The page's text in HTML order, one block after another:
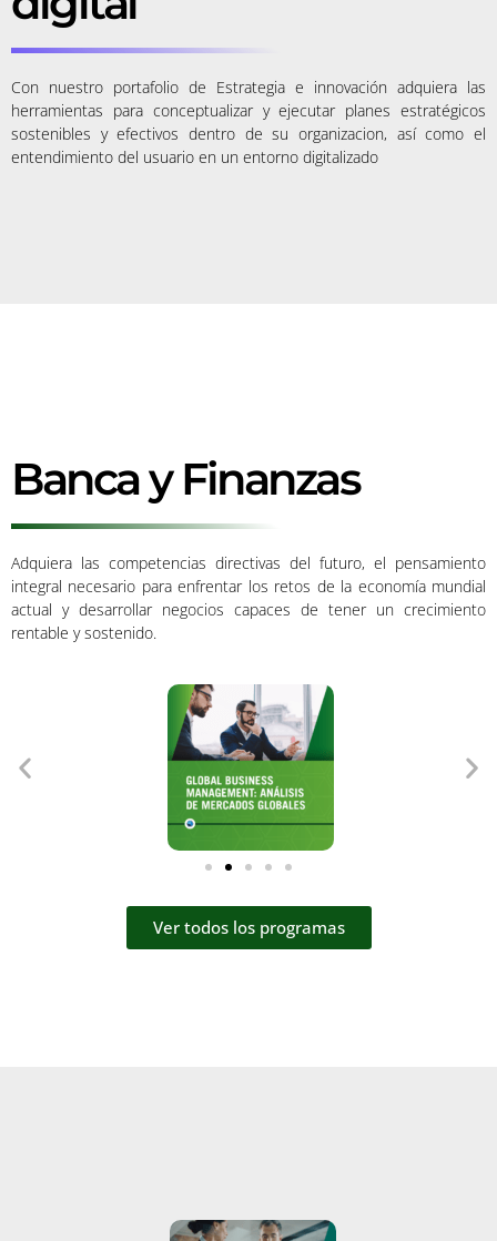
Con nuestro portafolio de Estrategia e innovación adquiera las
herramientas para conceptualizar y ejecutar planes estratégicos
sostenibles y efectivos dentro de su organizacion, así como el
entendimiento del usuario en un entorno digitalizado
Banca y Finanzas
Adquiera las competencias directivas del futuro, el pensamiento
integral necesario para enfrentar los retos de la economía mundial
actual y desarrollar negocios capaces de tener un crecimiento
rentable y sostenido.
Ver todos los programas